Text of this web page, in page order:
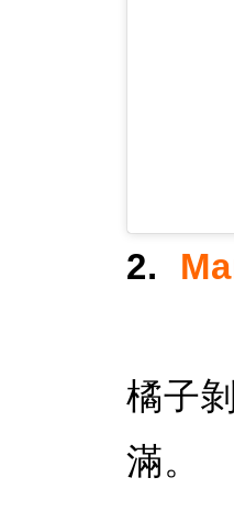
2.
橘子
滿。